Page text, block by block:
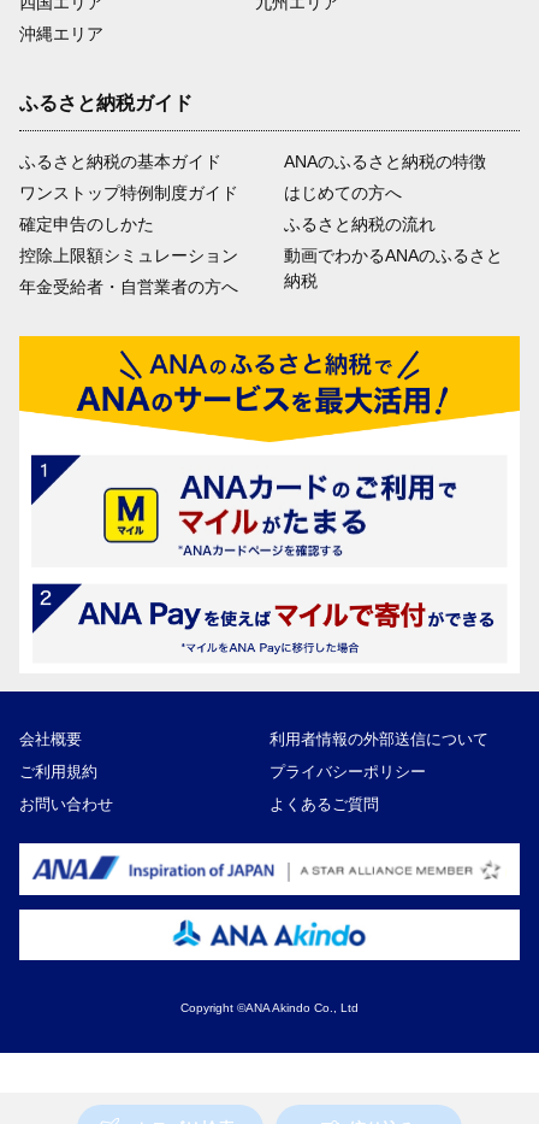
沖縄エリア
ふるさと納税ガイド
ふるさと納税の基本ガイド
ワンストップ特例制度ガイド
確定申告のしかた
控除上限額シミュレーション
年金受給者・自営業者の方へ
ANAのふるさと納税の特徴
はじめての方へ
ふるさと納税の流れ
動画でわかるANAのふるさと
納税
会社概要
利用者情報の外部送信について
ご利用規約
プライバシーポリシー
お問い合わせ
よくあるご質問
Copyright ©ANA Akindo Co., Ltd